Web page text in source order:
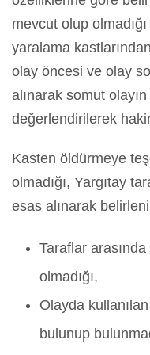
mevcut olup
yaralama
olay öncesi ve olay
alınarak somut
değerlendirilerek
Kasten öldürmeye
olmadığı, Yargıtay
esas alınarak
Taraflar
olmadığı,
Olayda
bulunup